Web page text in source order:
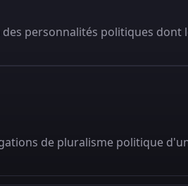
personnalités politiques
de pluralisme politique